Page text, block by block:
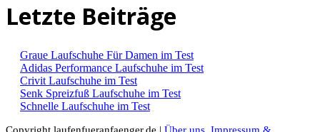
Letzte Beiträge
Graue Laufschuhe Für Damen im Test
Adidas Performance Laufschuhe im Test
Crivit Laufschuhe im Test
Senk Spreizfuß Laufschuhe im Test
Schnelle Laufschuhe im Test